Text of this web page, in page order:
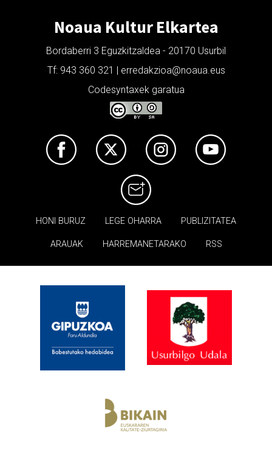
Noaua Kultur Elkartea
Bordaberri 3 Eguzkitzaldea - 20170 Usurbil
Tf: 943 360 321 | erredakzioa@noaua.eus
Codesyntaxek garatua
HONI BURUZ LEGE OHARRA PUBLIZITATEA
ARAUAK HARREMANETARAKO RSS